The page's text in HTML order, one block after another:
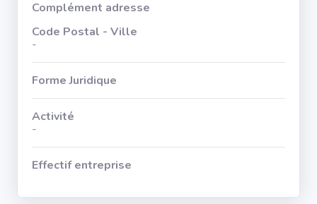
Complément adresse
Code Postal - Ville
-
Forme Juridique
Activité
-
Effectif entreprise